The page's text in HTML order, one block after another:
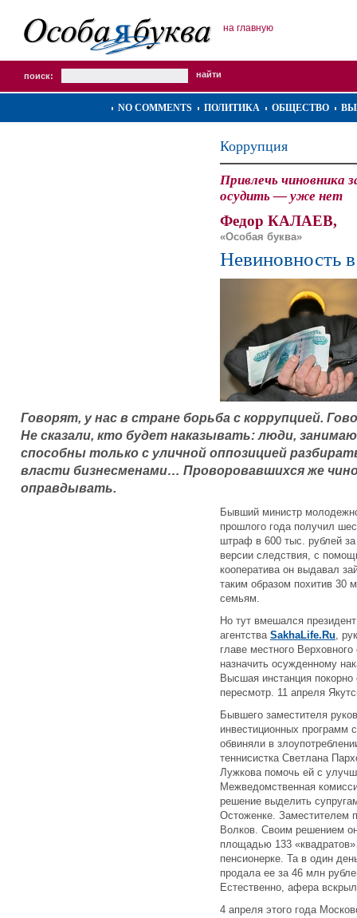
на главную
поиск:
NO COMMENTS ПОЛИТИКА ОБЩЕСТВО
Коррупция
Привлечь чиновника
осудить — уже нет
Федор КАЛАЕВ,
«Особая буква»
Невиновность
Говорят, у нас в стране борьба с коррупцией.
Не сказали, кто будет наказывать: люди,
способны только с уличной оппозицией
власти бизнесменами… Проворовавшихся же
оправдывать.
Бывший министр
прошлого года получил
штраф в 600 тыc. рублей
версии следствия, с
кооператива он выдавал
таким образом похитив
семьям.
Но тут вмешался
агентства SakhaLife.Ru,
главе местного
назначить осужденному
Высшая инстанция
пересмотр. 11 апреля
Бывшего заместителя
инвестиционных программ
обвиняли в
теннисистка Светлана
Лужкова помочь ей с
Межведомственная
решение выделить
Остоженке. Заместителем
Волков. Своим решением
площадью 133
пенсионерке. Та в один
продала ее за 46 млн
Естественно, афера
4 апреля этого года